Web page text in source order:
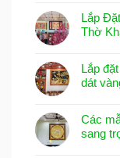
Lắp
Thờ
Lắp
dát
Các
sang